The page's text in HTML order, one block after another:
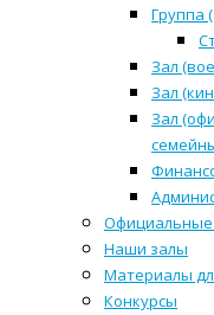
Группа
Зал
Зал
Зал
Наши залы
Материалы
Конкурсы